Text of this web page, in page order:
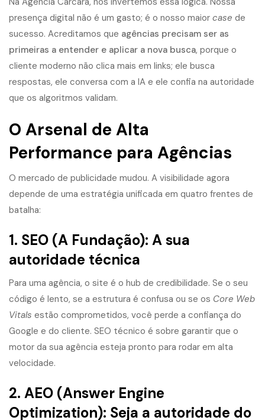
presença digital não é um gasto; é o nosso maior case de
sucesso. Acreditamos que agências precisam ser as
primeiras a entender e aplicar a nova busca, porque o
cliente moderno não clica mais em links; ele busca
respostas, ele conversa com a IA e ele confia na autoridade
que os algoritmos validam.
O Arsenal de Alta
Performance para Agências
O mercado de publicidade mudou. A visibilidade agora
depende de uma estratégia unificada em quatro frentes de
batalha:
1. SEO (A Fundação): A sua
autoridade técnica
Para uma agência, o site é o hub de credibilidade. Se o seu
código é lento, se a estrutura é confusa ou se os Core Web
Vitals estão comprometidos, você perde a confiança do
Google e do cliente. SEO técnico é sobre garantir que o
motor da sua agência esteja pronto para rodar em alta
velocidade.
2. AEO (Answer Engine
Optimization): Seja a autoridade do